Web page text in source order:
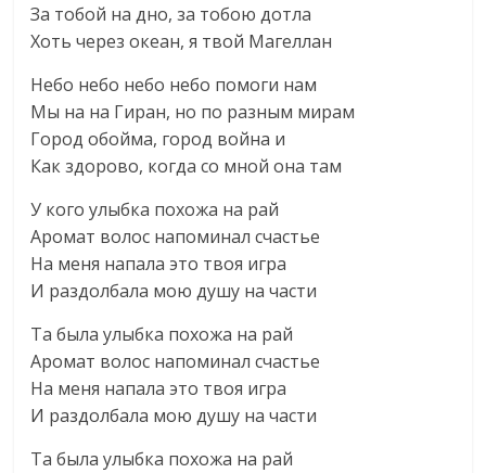
За тобой на дно, за тобою дотла
Хоть через океан, я твой Магеллан
Небо небо небо небо помоги нам
Мы на на Гиран, но по разным мирам
Город обойма, город война и
Как здорово, когда со мной она там
У кого улыбка похожа на рай
Аромат волос напоминал счастье
На меня напала это твоя игра
И раздолбала мою душу на части
Та была улыбка похожа на рай
Аромат волос напоминал счастье
На меня напала это твоя игра
И раздолбала мою душу на части
Та была улыбка похожа на рай